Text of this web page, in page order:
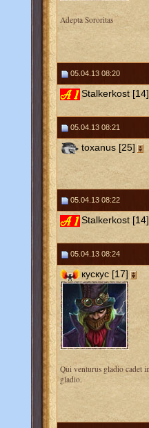
Adepta Sororitas
05.04.13 08:20
Stalkerkost [14]
05.04.13 08:21
toxanus [25]
05.04.13 08:22
Stalkerkost [14]
05.04.13 08:24
кускус [17]
Qui venturus gladio cadet
gladio.